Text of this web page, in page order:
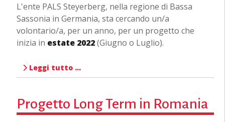
L'ente PALS Steyerberg, nella regione di Bassa
Sassonia in Germania, sta cercando un/a
volontario/a, per un anno, per un progetto che
inizia in estate 2022(Giugno o Luglio).
Leggi tutto …
Progetto Long Term in Romania